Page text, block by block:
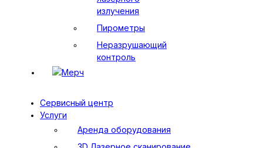
излучения
Пирометры
Неразрушающий
контроль
Мерч
Сервисный центр
Услуги
Аренда оборудования